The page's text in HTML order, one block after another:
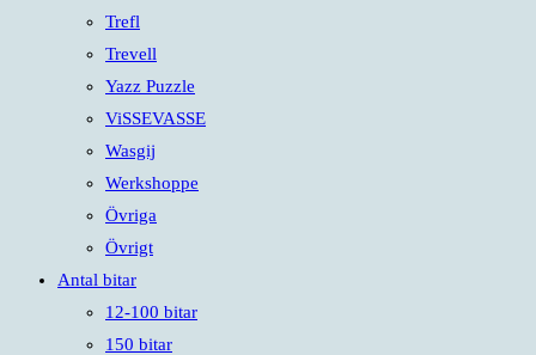
Trefl
Trevell
Yazz Puzzle
ViSSEVASSE
Wasgij
Werkshoppe
Övriga
Övrigt
Antal bitar
12-100 bitar
150 bitar